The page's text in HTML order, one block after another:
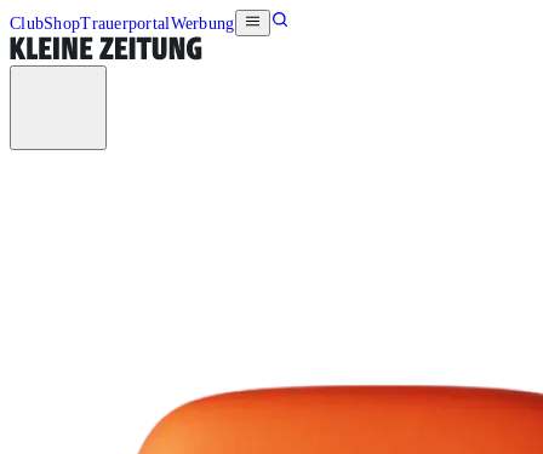
ClubShopTrauerportalWerbung